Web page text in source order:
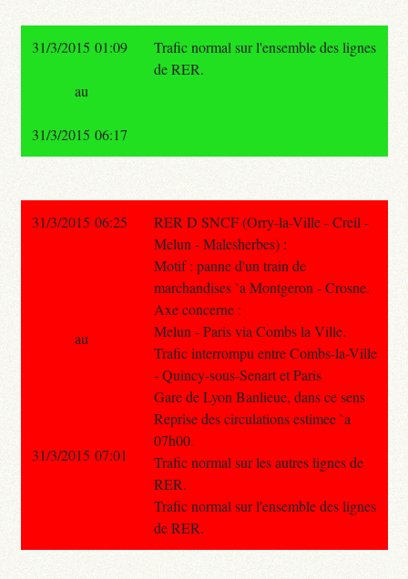
31/3/2015 01:09
Trafic normal sur l'ensemble des lignes
de RER.
au
31/3/2015 06:17
31/3/2015 06:25
RER D SNCF (Orry-la-Ville - Creil -
Melun - Malesherbes) :
Motif : panne d'un train de
marchandises `a Montgeron - Crosne.
Axe concerne :
Melun - Paris via Combs la Ville.
Trafic interrompu entre Combs-la-Ville
- Quincy-sous-Senart et Paris
Gare de Lyon Banlieue, dans ce sens
Reprise des circulations estimee `a
07h00.
Trafic normal sur les autres lignes de
RER.
Trafic normal sur l'ensemble des lignes
de RER.
au
31/3/2015 07:01